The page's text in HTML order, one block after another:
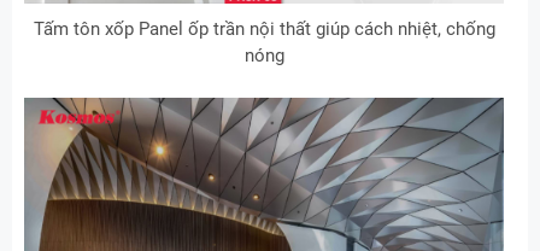
Tấm tôn xốp Panel ốp trần nội thất giúp cách nhiệt, chống
nóng